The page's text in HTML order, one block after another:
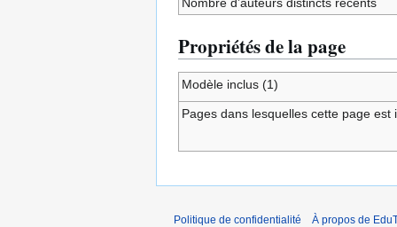
Propriétés de la page
Modèle inclus (1)
Pages dans lesquelles cette page est
Politique de confidentialité À propos de